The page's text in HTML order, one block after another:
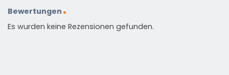
Bewertungen
Es wurden keine Rezensionen gefunden.